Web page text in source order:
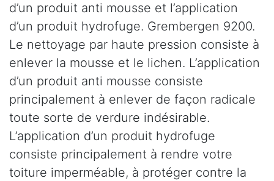
d’un produit anti mousse et l’application
d’un produit hydrofuge. Grembergen 9200.
Le nettoyage par haute pression consiste à
enlever la mousse et le lichen. L’application
d’un produit anti mousse consiste
principalement à enlever de façon radicale
toute sorte de verdure indésirable.
L’application d’un produit hydrofuge
consiste principalement à rendre votre
toiture imperméable, à protéger contre la